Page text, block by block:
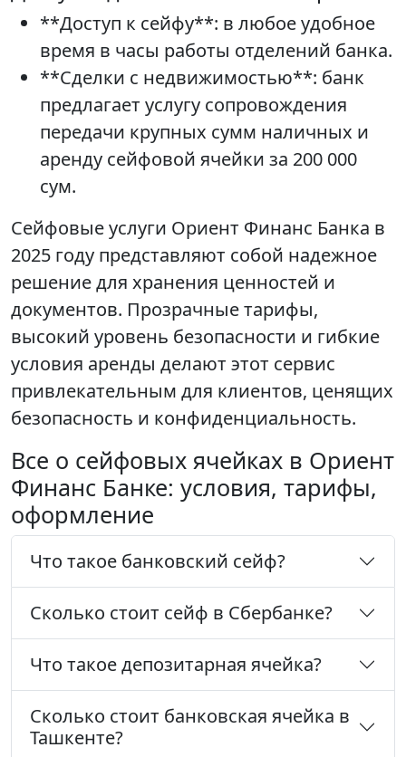
**Доступ к сейфу**: в любое удобное
время в часы работы отделений банка.
**Сделки с недвижимостью**: банк
предлагает услугу сопровождения
передачи крупных сумм наличных и
аренду сейфовой ячейки за 200 000
сум.
Сейфовые услуги Ориент Финанс Банка в
2025 году представляют собой надежное
решение для хранения ценностей и
документов. Прозрачные тарифы,
высокий уровень безопасности и гибкие
условия аренды делают этот сервис
привлекательным для клиентов, ценящих
безопасность и конфиденциальность.
Все о сейфовых ячейках в Ориент
Финанс Банке: условия, тарифы,
оформление
Что такое банковский сейф?
Сколько стоит сейф в Сбербанке?
Что такое депозитарная ячейка?
Сколько стоит банковская ячейка в
Ташкенте?